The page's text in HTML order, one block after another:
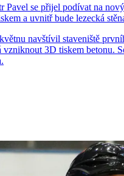
Pavel se přijel podívat na
a uvnitř bude lezecká
navštívil staveniště
vzniknout 3D tiskem betonu.